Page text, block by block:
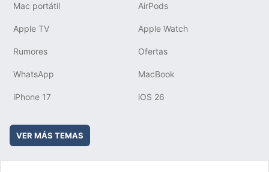
Mac portátil AirPods
Apple TV Apple Watch
Rumores Ofertas
WhatsApp MacBook
iPhone 17 iOS 26
VER MÁS TEMAS